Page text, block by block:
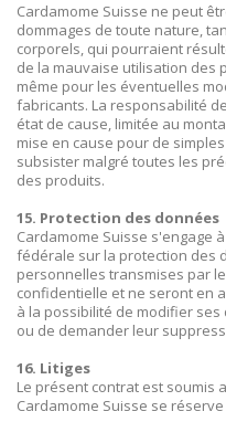
Cardamome Suisse ne peut
dommages de toute nature,
corporels, qui pourraient
de la mauvaise utilisation des
même pour les éventuelles
fabricants. La responsabilité
état de cause, limitée au
mise en cause pour de
subsister malgré toutes les
des produits.
15. Protection des données
Cardamome Suisse s'engage
fédérale sur la protection des
personnelles transmises par
confidentielle et ne seront en
à la possibilité de modifier
ou de demander leur
16. Litiges
Le présent contrat est soumis
Cardamome Suisse se